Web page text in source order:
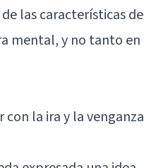
las características de
mental, y no tanto en
con la ira y la venganza